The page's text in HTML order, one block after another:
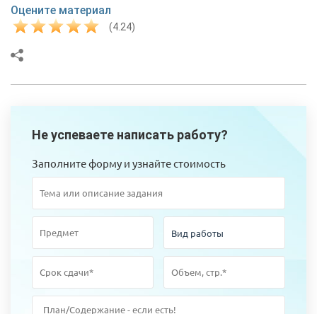
Оцените материал
(4.24)
Не успеваете написать работу?
Заполните форму и узнайте стоимость